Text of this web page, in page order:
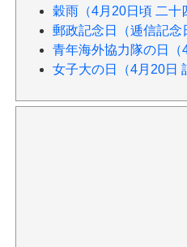
穀雨（4月20日頃 二十
郵政記念日（逓信記念
青年海外協力隊の日（
女子大の日（4月20日